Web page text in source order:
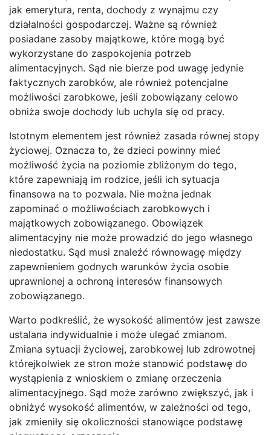
jak emerytura, renta, dochody z wynajmu czy
działalności gospodarczej. Ważne są również
posiadane zasoby majątkowe, które mogą być
wykorzystane do zaspokojenia potrzeb
alimentacyjnych. Sąd nie bierze pod uwagę jedynie
faktycznych zarobków, ale również potencjalne
możliwości zarobkowe, jeśli zobowiązany celowo
obniża swoje dochody lub uchyla się od pracy.
Istotnym elementem jest również zasada równej stopy
życiowej. Oznacza to, że dzieci powinny mieć
możliwość życia na poziomie zbliżonym do tego,
które zapewniają im rodzice, jeśli ich sytuacja
finansowa na to pozwala. Nie można jednak
zapominać o możliwościach zarobkowych i
majątkowych zobowiązanego. Obowiązek
alimentacyjny nie może prowadzić do jego własnego
niedostatku. Sąd musi znaleźć równowagę między
zapewnieniem godnych warunków życia osobie
uprawnionej a ochroną interesów finansowych
zobowiązanego.
Warto podkreślić, że wysokość alimentów jest zawsze
ustalana indywidualnie i może ulegać zmianom.
Zmiana sytuacji życiowej, zarobkowej lub zdrowotnej
którejkolwiek ze stron może stanowić podstawę do
wystąpienia z wnioskiem o zmianę orzeczenia
alimentacyjnego. Sąd może zarówno zwiększyć, jak i
obniżyć wysokość alimentów, w zależności od tego,
jak zmieniły się okoliczności stanowiące podstawę